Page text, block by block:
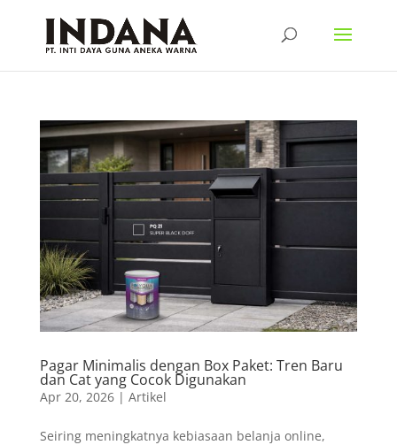
Pagar Minimalis dengan Box Paket: Tren Baru
dan Cat yang Cocok Digunakan
Apr 20, 2026| Artikel
Seiring meningkatnya kebiasaan belanja online,